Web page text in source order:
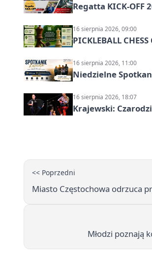
Regatta KICK-OFF
16 sierpnia 2026, 09:00
PICKLEBALL
16 sierpnia 2026, 11:00
Niedzielne
16 sierpnia 2026, 18:07
Krajewski:
<< Poprzedni
Miasto Częstochowa odrzuca
Młodzi poznają